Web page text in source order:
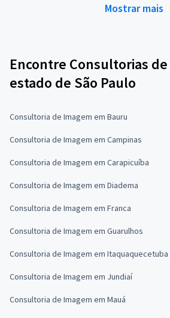
Mostrar mais
Encontre Consultorias
estado de São Paulo
Consultoria de Imagem em Bauru
Consultoria de Imagem em Campinas
Consultoria de Imagem em Carapicuíba
Consultoria de Imagem em Diadema
Consultoria de Imagem em Franca
Consultoria de Imagem em Guarulhos
Consultoria de Imagem em Itaquaquecetuba
Consultoria de Imagem em Jundiaí
Consultoria de Imagem em Mauá